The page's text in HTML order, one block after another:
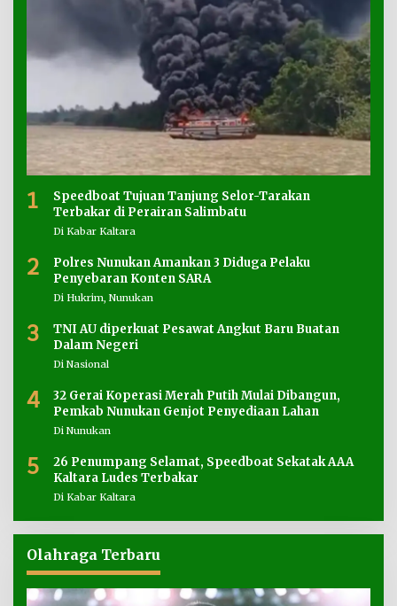
1
Speedboat Tujuan Tanjung Selor-Tarakan
Terbakar di Perairan Salimbatu
Di Kabar Kaltara
2
Polres Nunukan Amankan 3 Diduga Pelaku
Penyebaran Konten SARA
Di Hukrim, Nunukan
3
TNI AU diperkuat Pesawat Angkut Baru Buatan
Dalam Negeri
Di Nasional
4
32 Gerai Koperasi Merah Putih Mulai Dibangun,
Pemkab Nunukan Genjot Penyediaan Lahan
Di Nunukan
5
26 Penumpang Selamat, Speedboat Sekatak AAA
Kaltara Ludes Terbakar
Di Kabar Kaltara
Olahraga Terbaru